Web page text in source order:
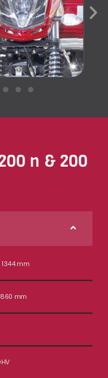
n & 200
1344 mm
860 mm